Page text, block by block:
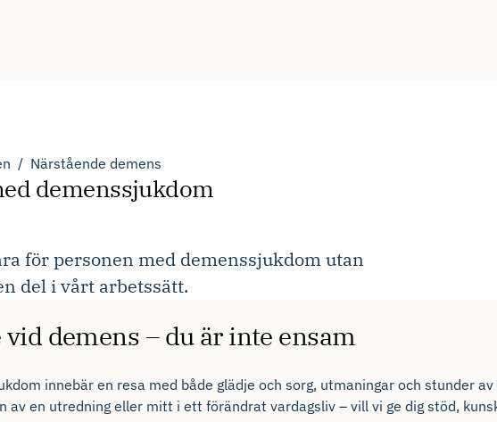
Närstående demens
demenssjukdom
för personen med demenssjukdom utan
del i vårt arbetssätt.
demens – du är inte ensam
innebär en resa med både glädje och sorg, utmaningar och stunder
av en utredning eller mitt i ett förändrat vardagsliv – vill vi ge dig stöd,